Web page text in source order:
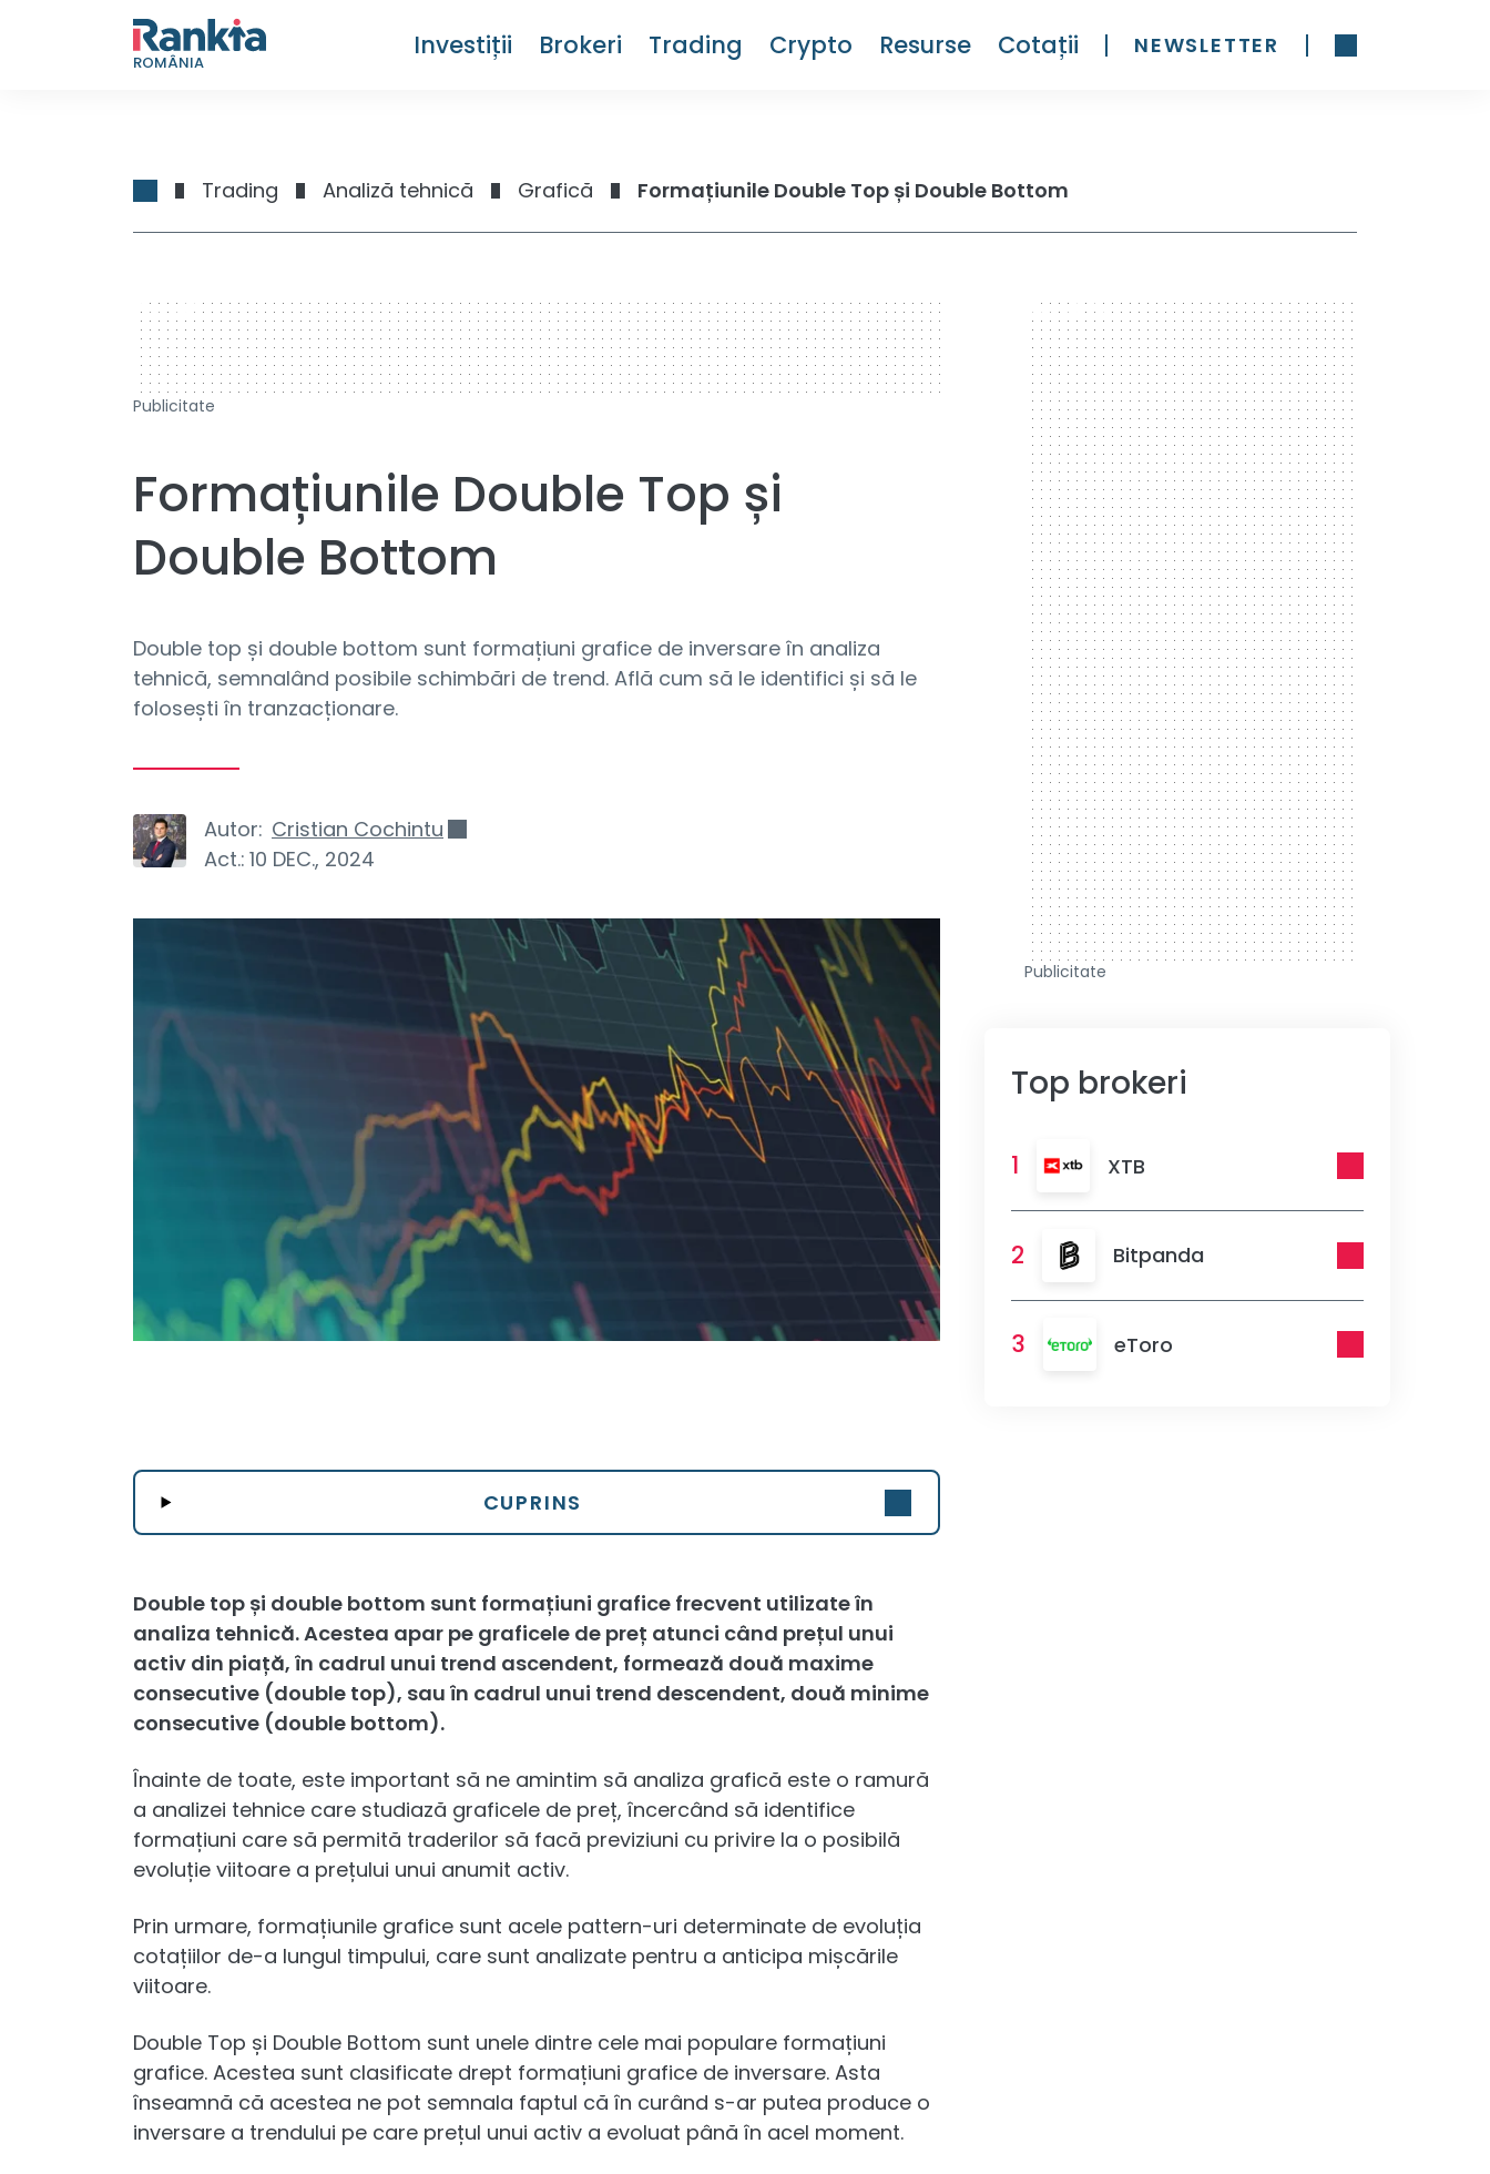
ROMÂNIA
Investiții Brokeri Trading Crypto Resurse Cotații NEWSLETTER
Trading Analiză tehnică Grafică Formațiunile Double Top și Double Bottom
728 x 90
Publicitate
Formațiunile Double Top și
Double Bottom
Double top și double bottom sunt formațiuni grafice de inversare în analiza
tehnică, semnalând posibile schimbări de trend. Află cum să le identifici și să le
folosești în tranzacționare.
Autor: Cristian Cochintu
Act.: 10 DEC., 2024
CUPRINS
Double top și double bottom sunt formațiuni grafice frecvent utilizate în
analiza tehnică. Acestea apar pe graficele de preț atunci când prețul unui
activ din piață, în cadrul unui trend ascendent, formează două maxime
consecutive (double top), sau în cadrul unui trend descendent, două minime
consecutive (double bottom).
Înainte de toate, este important să ne amintim să analiza grafică este o ramură
a analizei tehnice care studiază graficele de preț, încercând să identifice
formațiuni care să permită traderilor să facă previziuni cu privire la o posibilă
evoluție viitoare a prețului unui anumit activ.
Prin urmare, formațiunile grafice sunt acele pattern-uri determinate de evoluția
cotațiilor de-a lungul timpului, care sunt analizate pentru a anticipa mișcările
viitoare.
Double Top și Double Bottom sunt unele dintre cele mai populare formațiuni
grafice. Acestea sunt clasificate drept formațiuni grafice de inversare. Asta
înseamnă că acestea ne pot semnala faptul că în curând s-ar putea produce o
inversare a trendului pe care prețul unui activ a evoluat până în acel moment.
300 x 600
Publicitate
Top brokeri
1 XTB
2 Bitpanda
3 eToro